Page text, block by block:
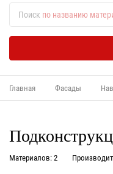
Поиск по названию
Главная Фасады
Материалов: 2